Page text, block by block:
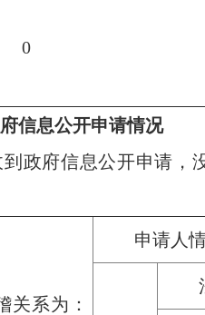
0
信息公开申请情况
到政府信息公开申请，
关系为：
申请人